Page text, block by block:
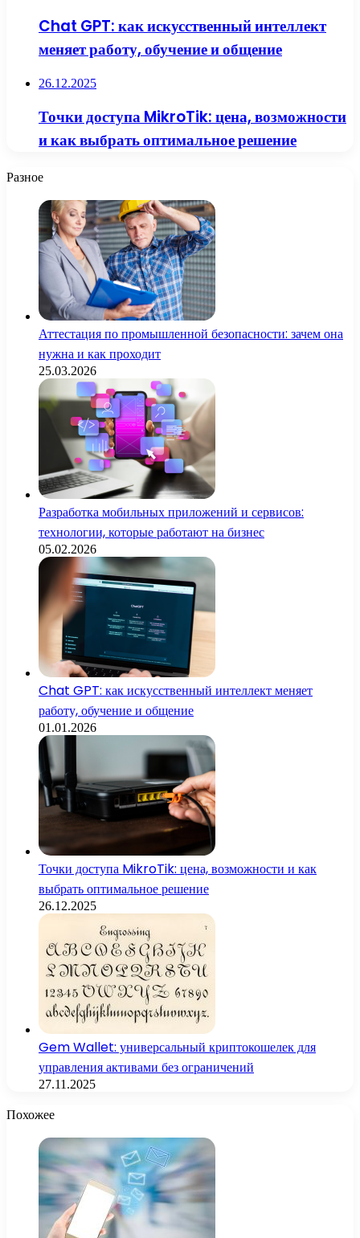
Chat GPT: как искусственный интеллект
меняет работу, обучение и общение
26.12.2025
Точки доступа MikroTik: цена, возможности
и как выбрать оптимальное решение
Разное
Аттестация по промышленной безопасности: зачем она
нужна и как проходит
25.03.2026
Разработка мобильных приложений и сервисов:
технологии, которые работают на бизнес
05.02.2026
Chat GPT: как искусственный интеллект меняет
работу, обучение и общение
01.01.2026
Точки доступа MikroTik: цена, возможности и как
выбрать оптимальное решение
26.12.2025
Gem Wallet: универсальный криптокошелек для
управления активами без ограничений
27.11.2025
Похожее